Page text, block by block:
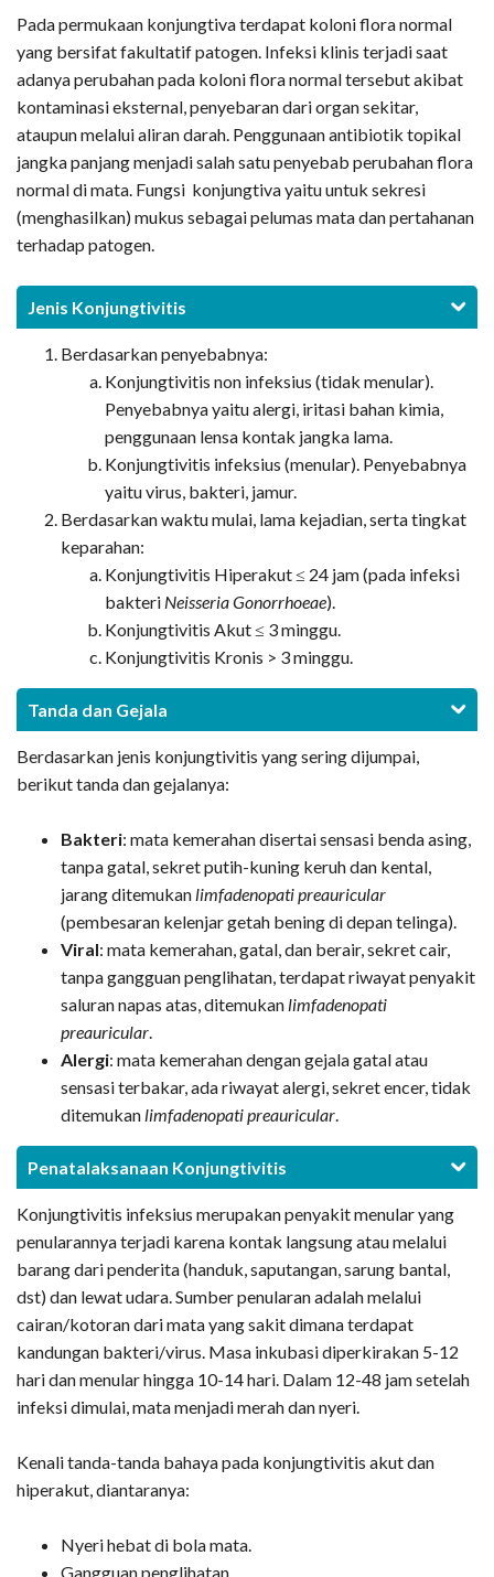
Pada permukaan konjungtiva terdapat koloni flora normal
yang bersifat fakultatif patogen. Infeksi klinis terjadi saat
adanya perubahan pada koloni flora normal tersebut akibat
kontaminasi eksternal, penyebaran dari organ sekitar,
ataupun melalui aliran darah. Penggunaan antibiotik topikal
jangka panjang menjadi salah satu penyebab perubahan flora
normal di mata. Fungsi konjungtiva yaitu untuk sekresi
(menghasilkan) mukus sebagai pelumas mata dan pertahanan
terhadap patogen.
Jenis Konjungtivitis
Berdasarkan penyebabnya:
Konjungtivitis non infeksius (tidak menular).
Penyebabnya yaitu alergi, iritasi bahan kimia,
penggunaan lensa kontak jangka lama.
Konjungtivitis infeksius (menular). Penyebabnya
yaitu virus, bakteri, jamur.
Berdasarkan waktu mulai, lama kejadian, serta tingkat
keparahan:
Konjungtivitis Hiperakut ≤ 24 jam (pada infeksi
bakteri Neisseria Gonorrhoeae).
Konjungtivitis Akut ≤ 3 minggu.
Konjungtivitis Kronis > 3 minggu.
Tanda dan Gejala
Berdasarkan jenis konjungtivitis yang sering dijumpai,
berikut tanda dan gejalanya:
Bakteri: mata kemerahan disertai sensasi benda asing,
tanpa gatal, sekret putih-kuning keruh dan kental,
jarang ditemukan limfadenopati preauricular
(pembesaran kelenjar getah bening di depan telinga).
Viral: mata kemerahan, gatal, dan berair, sekret cair,
tanpa gangguan penglihatan, terdapat riwayat penyakit
saluran napas atas, ditemukan limfadenopati
preauricular.
Alergi: mata kemerahan dengan gejala gatal atau
sensasi terbakar, ada riwayat alergi, sekret encer, tidak
ditemukan limfadenopati preauricular.
Penatalaksanaan Konjungtivitis
Konjungtivitis infeksius merupakan penyakit menular yang
penularannya terjadi karena kontak langsung atau melalui
barang dari penderita (handuk, saputangan, sarung bantal,
dst) dan lewat udara. Sumber penularan adalah melalui
cairan/kotoran dari mata yang sakit dimana terdapat
kandungan bakteri/virus. Masa inkubasi diperkirakan 5-12
hari dan menular hingga 10-14 hari. Dalam 12-48 jam setelah
infeksi dimulai, mata menjadi merah dan nyeri.
Kenali tanda-tanda bahaya pada konjungtivitis akut dan
hiperakut, diantaranya:
Nyeri hebat di bola mata.
Gangguan penglihatan.